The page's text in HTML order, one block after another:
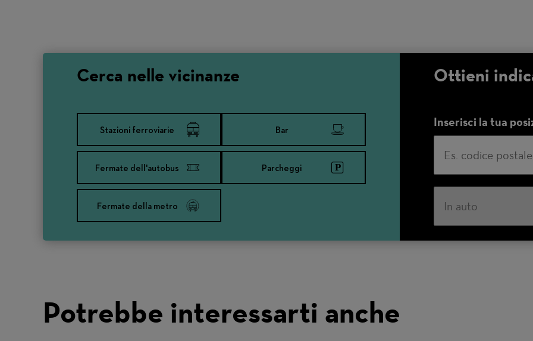
Cerca nelle vicinanze
Stazioni ferroviarie
Fermate dell'autobus
Fermate della metro
Bar
Parcheggi
Ottieni
Inserisci la tua
trasporto
Potrebbe interessarti anche